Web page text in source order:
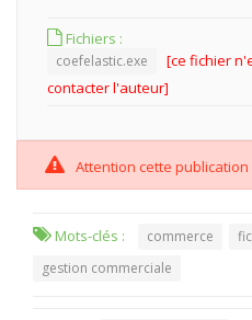
Fichiers :
coefelastic.exe
[ce fichier
contacter l'auteur]
Attention cette
Mots-clés : commerce
gestion commerciale